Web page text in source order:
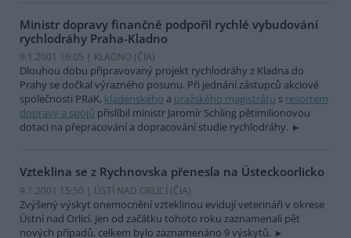
Ministr dopravy finančně podpořil rychlé vybudování
rychlodráhy Praha-Kladno
9.1.2001 16:05 | KLADNO (ČIA)
Dlouhou dobu připravovaný projekt rychlodráhy z Kladna do
Prahy se dočkal výrazného posunu. Při jednání zástupců akciové
společnosti PRaK, kladenského a pražského magistrátu s resortem
dopravy a spojů přislíbil ministr Jaromír Schling pětimilionovou
dotaci na přepracování a dopracování studie rychlodráhy.
Vzteklina se z Rychnovska přenesla na Ústeckoorlicko
9.1.2001 15:50 | ÚSTÍ NAD ORLICÍ (ČIA)
Zvýšený výskyt onemocnění vzteklinou evidují veterináři v okrese
Ústní nad Orlicí. Jen od začátku tohoto roku zaznamenali pět
nových případů, celkem bylo zaznamenáno 9 výskytů.